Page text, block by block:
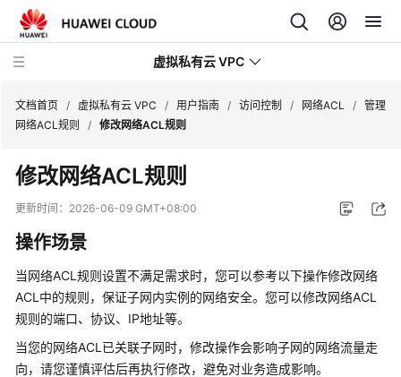
虚拟私有云 VPC
新
动
品
介
绍
快
文档首页 / 虚拟私有云 VPC / 用户指南 / 访问控制 / 网络ACL / 管理
网络ACL规则
/ 修改网络ACL规则
修改网络ACL规则
更新时间： 2026-06-09 GMT+08:00
操作场景
当网络ACL 规则设置不满足需求时，您可以参考以下操作修改网络
ACL 中的规则，保证子网内实例的网络安全。您可以修改网络ACL
规则的端口、协议、IP地址等。
当您的网络ACL 已关联子网时，修改操作会影响子网的网络流量走
向，请您谨慎评估后再执行修改，避免对业务造成影响。